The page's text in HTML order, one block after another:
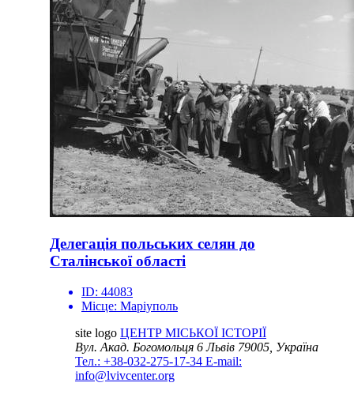
Делегація польських селян до
Сталінської області
ID: 44083
Місце: Маріуполь
site logo ЦЕНТР МІСЬКОЇ ІСТОРІЇ
Вул. Акад. Богомольця 6Львів 79005, Україна
Тел.: +38-032-275-17-34 E-mail:
info@lvivcenter.org